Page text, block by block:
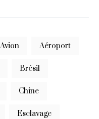
Avion Aéroport
Brésil
Chine
Esclavage